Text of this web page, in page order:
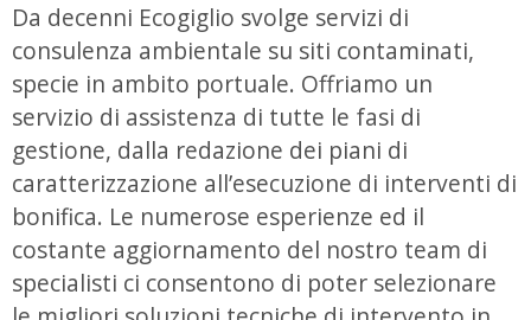
Da decenni Ecogiglio svolge servizi di
consulenza ambientale su siti contaminati,
specie in ambito portuale. Offriamo un
servizio di assistenza di tutte le fasi di
gestione, dalla redazione dei piani di
caratterizzazione all’esecuzione di interventi di
bonifica. Le numerose esperienze ed il
costante aggiornamento del nostro team di
specialisti ci consentono di poter selezionare